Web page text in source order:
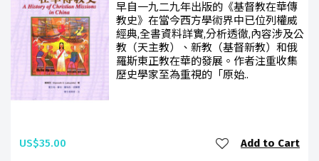
早自一九二九年出版的《基督教在華傳
教史》在當今西方學術界中已位列權威
經典,全書資料詳實,分析透徹,內容涉及公
教（天主教）、新教（基督新教）和俄
羅斯東正教在華的發展。作者注重收集
歷史學家至為重視的「原始..
US$35.00 Add to Cart